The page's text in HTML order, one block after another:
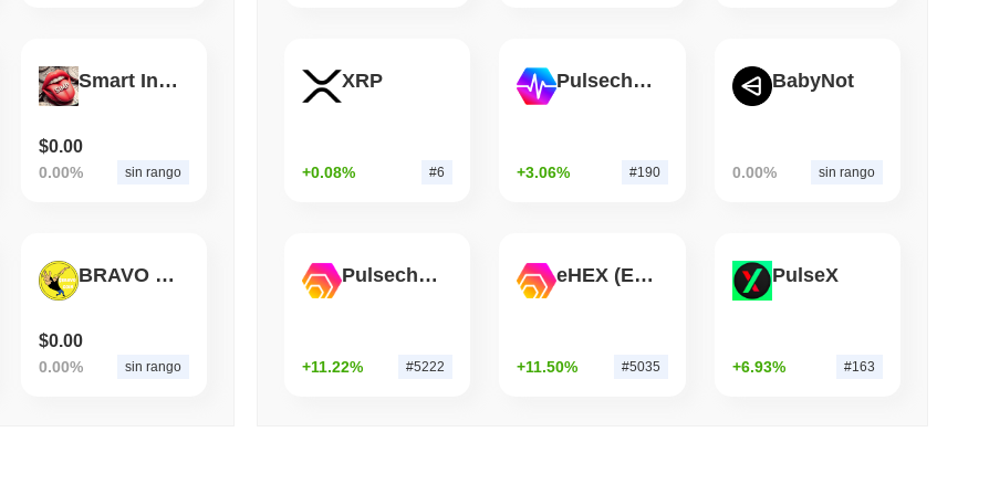
STABLECOINS VISA
Western Union Trasforma i Rimesse in Dollari in Potere di Spesa
Smart Independent Money Printers
$0.00
0.00% sin rango
BRAVO COIN
$0.00
0.00% sin rango
XRP
+0.08% #6
Pulsechain
+3.06% #190
BabyNot
0.00% sin rango
Pulsechain Bridged HEX (Pulsechain)
+11.22% #5222
eHEX (Ethereum)
+11.50% #5035
PulseX
+6.93% #163